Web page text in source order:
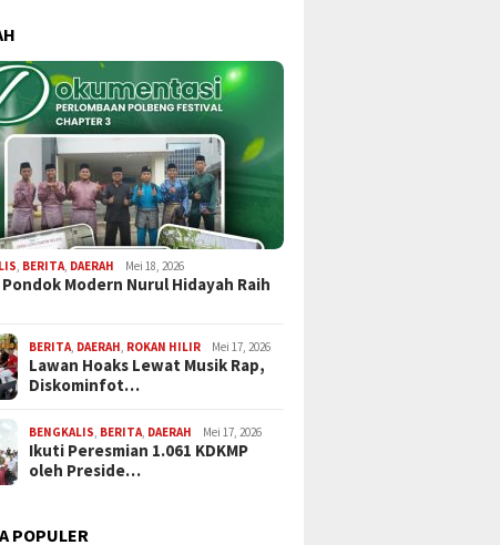
BERITA DAERAH Mei 18, 2026
Modern Nurul Hidayah Raih
BERITA DAERAH ROKAN HILIR Mei 17, 2026
Lawan Hoaks Lewat Musik Rap,
Diskominfot…
BENGKALIS BERITA DAERAH Mei 17, 2026
Ikuti Peresmian 1.061 KDKMP
oleh Preside…
POPULER